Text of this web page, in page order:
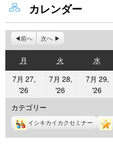
カレンダー
前へ 次へ
月
曜
日
火
曜
日
水水
曜
日
7月 27,
'26
年
7
月
27
7月 28,
'26
7
月
28
7月 29,
'26
7
月
29
カテゴリー
イシキカイカクセミナー